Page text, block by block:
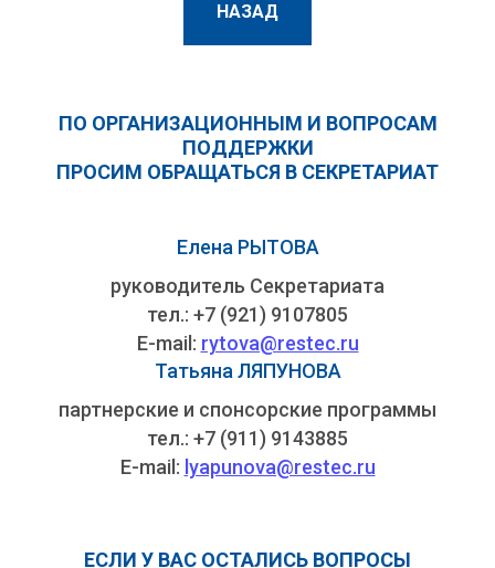
НАЗАД
ПО ОРГАНИЗАЦИОННЫМ И ВОПРОСАМ
ПОДДЕРЖКИ
ПРОСИМ ОБРАЩАТЬСЯ В СЕКРЕТАРИАТ
Елена РЫТОВА
руководитель Секретариата
тел.: +7 (921) 9107805
E-mail: rytova@restec.ru
Татьяна ЛЯПУНОВА
партнерские и спонсорские программы
тел.: +7 (911) 9143885
E-mail: lyapunova@restec.ru
ЕСЛИ У ВАС ОСТАЛИСЬ ВОПРОСЫ